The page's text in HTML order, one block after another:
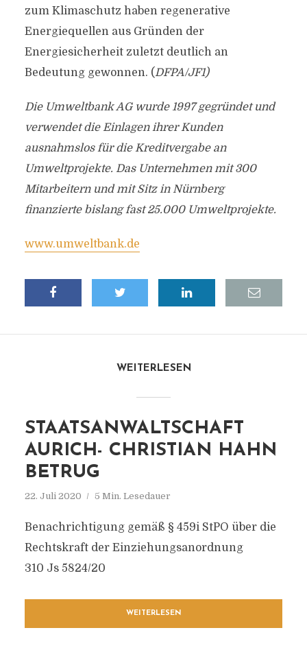
zum Klimaschutz haben regenerative
Energiequellen aus Gründen der
Energiesicherheit zuletzt deutlich an
Bedeutung gewonnen. (DFPA/JF1)
Die Umweltbank AG wurde 1997 gegründet und
verwendet die Einlagen ihrer Kunden
ausnahmslos für die Kreditvergabe an
Umweltprojekte. Das Unternehmen mit 300
Mitarbeitern und mit Sitz in Nürnberg
finanzierte bislang fast 25.000 Umweltprojekte.
www.umweltbank.de
WEITERLESEN
STAATSANWALTSCHAFT
AURICH- CHRISTIAN HAHN
BETRUG
22. Juli 2020 5 Min. Lesedauer
Benachrichtigung gemäß § 459i StPO über die
Rechtskraft der Einziehungsanordnung
310 Js 5824/20
WEITERLESEN